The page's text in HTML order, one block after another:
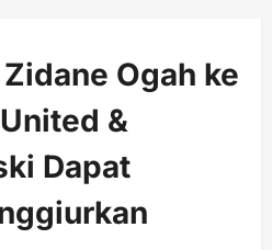
Ogah ke
&
Dapat